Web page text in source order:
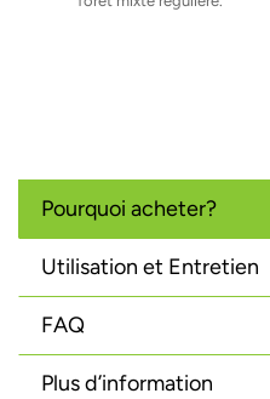
Pourquoi acheter?
Utilisation et Entretien
FAQ
Plus d’information